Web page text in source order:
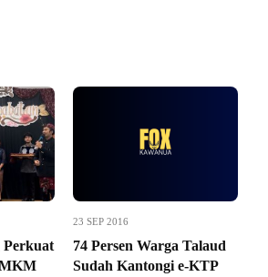
Perkuat
23 SEP 2016
74 Persen Warga Talaud
Sudah Kantongi e-KTP